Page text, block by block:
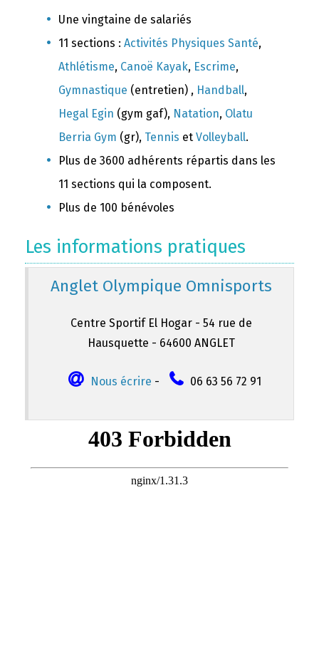
Une vingtaine de salariés
11 sections : Activités Physiques Santé,
Athlétisme, Canoë Kayak, Escrime,
Gymnastique (entretien) , Handball,
Hegal Egin (gym gaf), Natation, Olatu
Berria Gym (gr), Tennis et Volleyball.
Plus de 3600 adhérents répartis dans les
11 sections qui la composent.
Plus de 100 bénévoles
Les informations pratiques
Anglet Olympique Omnisports
Centre Sportif El Hogar - 54 rue de
Hausquette - 64600 ANGLET
Nous écrire - 06 63 56 72 91